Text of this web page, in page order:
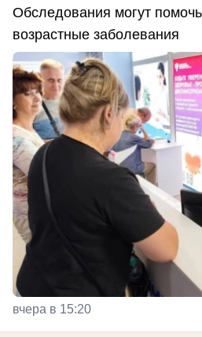
Обследования могут
возрастные заболевания
вчера в 15:20